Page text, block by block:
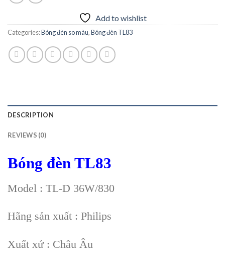
Add to wishlist
Categories:Bóng đèn so màu,Bóng đèn TL83
DESCRIPTION
REVIEWS (0)
Bóng đèn TL83
Model : TL-D 36W/830
Hãng sản xuất : Philips
Xuất xứ : Châu Âu